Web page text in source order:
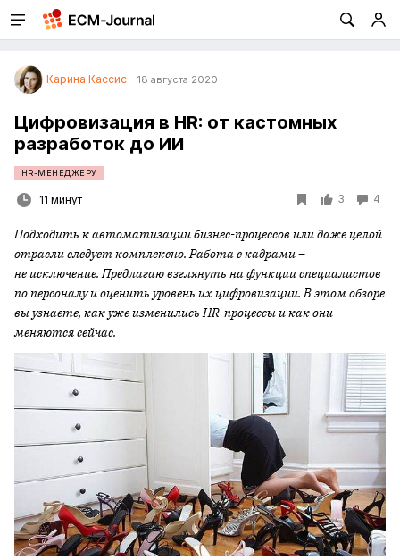
Карина Кассис 18 августа 2020
Цифровизация в HR: от кастомных
разработок до ИИ
HR-МЕНЕДЖЕРУ
11 минут 3 4
Подходить к автоматизации бизнес-процессов или даже целой
отрасли следует комплексно. Работа с кадрами –
не исключение. Предлагаю взглянуть на функции специалистов
по персоналу и оценить уровень их цифровизации. В этом обзоре
вы узнаете, как уже изменились HR-процессы и как они
меняются сейчас.